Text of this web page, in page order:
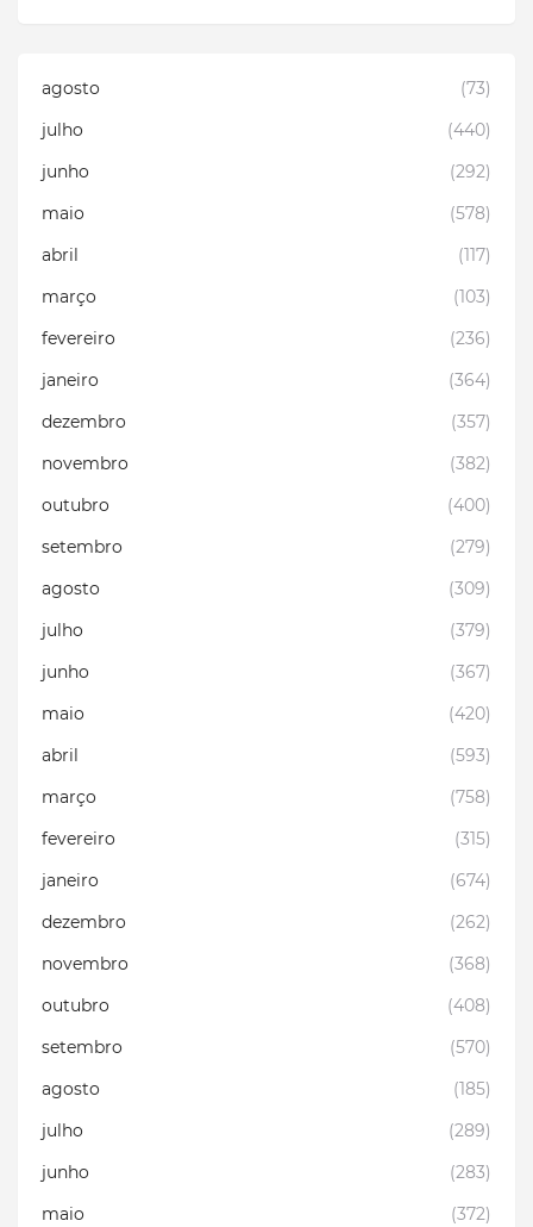
agosto
(73)
julho
(440)
junho
(292)
maio
(578)
abril
(117)
março
(103)
fevereiro
(236)
janeiro
(364)
dezembro
(357)
novembro
(382)
outubro
(400)
setembro
(279)
agosto
(309)
julho
(379)
junho
(367)
maio
(420)
abril
(593)
março
(758)
fevereiro
(315)
janeiro
(674)
dezembro
(262)
novembro
(368)
outubro
(408)
setembro
(570)
agosto
(185)
julho
(289)
junho
(283)
maio
(372)